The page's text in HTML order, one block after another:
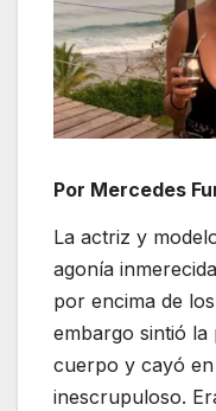
Por Mercedes
La actriz y
agonía
por encima de
embargo sintió
cuerpo y cayó
inescrupuloso.